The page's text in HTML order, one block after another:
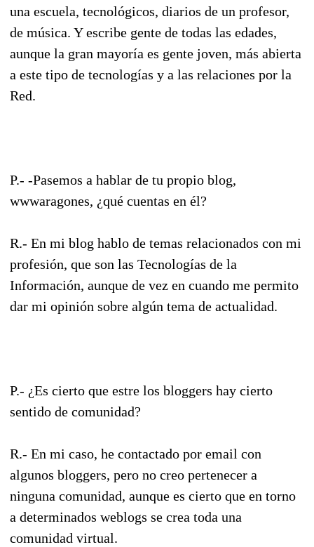
una escuela, tecnológicos, diarios de un profesor,
de música. Y escribe gente de todas las edades,
aunque la gran mayoría es gente joven, más abierta
a este tipo de tecnologías y a las relaciones por la
Red.
P.- -Pasemos a hablar de tu propio blog,
wwwaragones, ¿qué cuentas en él?
R.- En mi blog hablo de temas relacionados con mi
profesión, que son las Tecnologías de la
Información, aunque de vez en cuando me permito
dar mi opinión sobre algún tema de actualidad.
P.- ¿Es cierto que estre los bloggers hay cierto
sentido de comunidad?
R.- En mi caso, he contactado por email con
algunos bloggers, pero no creo pertenecer a
ninguna comunidad, aunque es cierto que en torno
a determinados weblogs se crea toda una
comunidad virtual.